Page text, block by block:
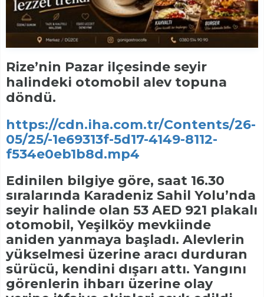
Rize’nin Pazar ilçesinde seyir
halindeki otomobil alev topuna
döndü.
https://cdn.iha.com.tr/Contents/26-
05/25/-1e69313f-5d17-4149-8112-
f534e0eb1b8d.mp4
Edinilen bilgiye göre, saat 16.30
sıralarında Karadeniz Sahil Yolu’nda
seyir halinde olan 53 AED 921 plakalı
otomobil, Yeşilköy mevkiinde
aniden yanmaya başladı. Alevlerin
yükselmesi üzerine aracı durduran
sürücü, kendini dışarı attı. Yangını
görenlerin ihbarı üzerine olay